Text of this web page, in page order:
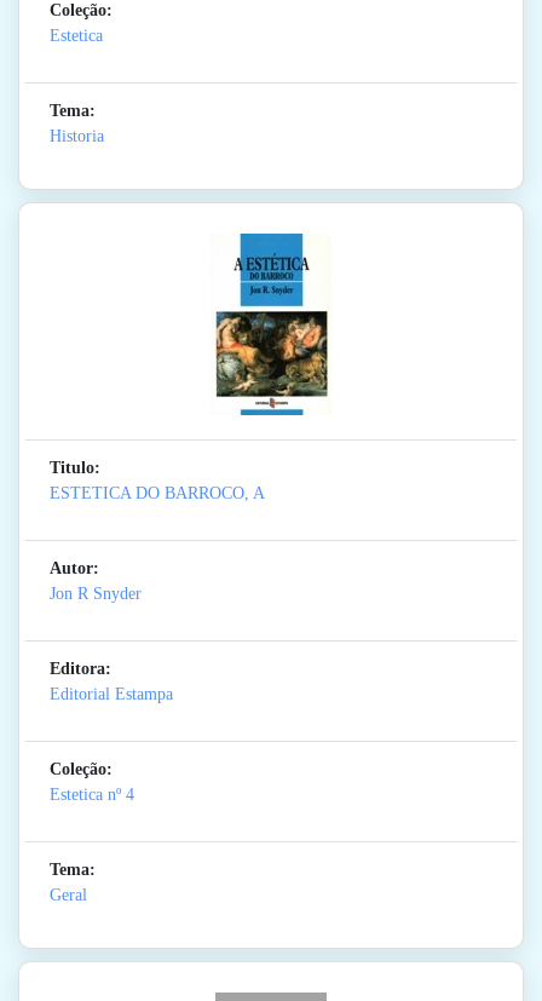
Coleção:
Estetica
Tema:
Historia
Titulo:
ESTETICA DO BARROCO, A
Autor:
Jon R Snyder
Editora:
Editorial Estampa
Coleção:
Estetica nº 4
Tema:
Geral